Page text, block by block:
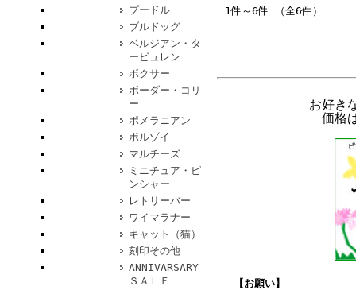
プードル
ブルドッグ
ベルジアン・タ
ービュレン
ボクサー
ボーダー・コリ
ー
ポメラニアン
ボルゾイ
マルチーズ
ミニチュア・ピ
ンシャー
レトリーバー
ワイマラナー
キャット（猫）
刻印その他
ANNIVARSARY
ＳＡＬＥ
1件～6件 （全6件）
お好き
価格
【お願い】